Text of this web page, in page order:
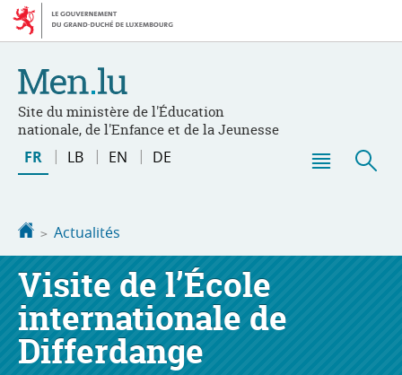
Aller
navigation
Aller
au
Site du ministère de l'Éducation
nationale, de l'Enfance et de la Jeunesse
Changer
de
FR LB EN DE
Accueil
Actualités
Visite de l’École
internationale de
Differdange